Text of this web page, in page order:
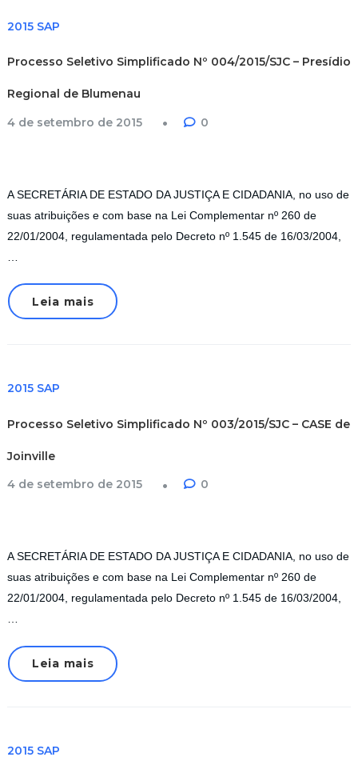
2015 SAP
Processo Seletivo Simplificado Nº 004/2015/SJC – Presídio
Regional de Blumenau
4 de setembro de 2015
0
A SECRETÁRIA DE ESTADO DA JUSTIÇA E CIDADANIA, no uso de
suas atribuições e com base na Lei Complementar nº 260 de
22/01/2004, regulamentada pelo Decreto nº 1.545 de 16/03/2004,
Leia mais
2015 SAP
Processo Seletivo Simplificado Nº 003/2015/SJC – CASE de
Joinville
4 de setembro de 2015
0
A SECRETÁRIA DE ESTADO DA JUSTIÇA E CIDADANIA, no uso de
suas atribuições e com base na Lei Complementar nº 260 de
22/01/2004, regulamentada pelo Decreto nº 1.545 de 16/03/2004,
…
Leia mais
2015 SAP